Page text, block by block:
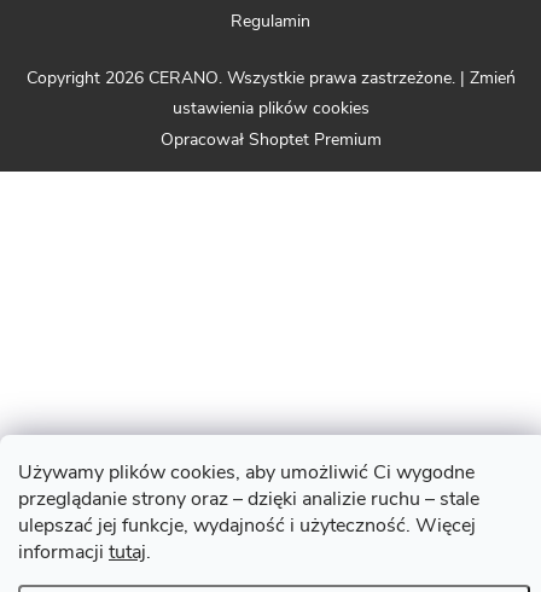
Używamy plików cookies, aby umożliwić Ci wygodne
przeglądanie strony oraz – dzięki analizie ruchu – stale
ulepszać jej funkcje, wydajność i użyteczność. Więcej
informacji tutaj.
Regulamin
Opracował Shoptet Premium
Copyright 2026 CERANO. Wszystkie prawa zastrzeżone. | Zmień
ustawienia plików cookies